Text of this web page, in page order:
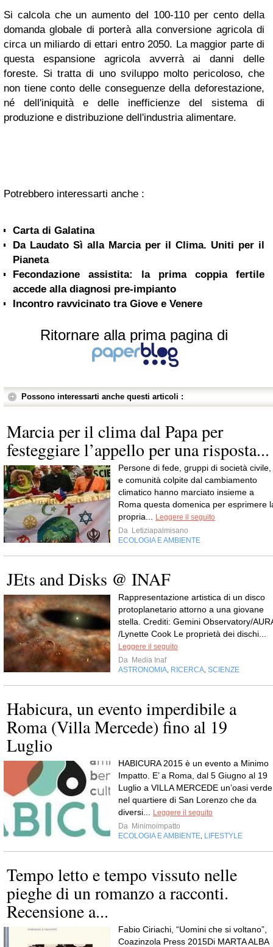
Si calcola che un aumento del 100-110 per cento della
domanda globale di porterà alla conversione agricola di
circa un miliardo di ettari entro 2050. La maggior parte di
questa espansione agricola avverrà ai danni delle
foreste. Si tratta di uno sviluppo molto pericoloso, che
non tiene conto delle conseguenze della deforestazione,
né dell'iniquità e delle inefficienze del sistema di
produzione e distribuzione dell'industria alimentare.
Potrebbero interessarti anche :
Carta di Galatina
Da Laudato Sì alla Marcia per il Clima. Uniti per il
Pianeta
Fecondazione assistita: la prima coppia fertile
accede alla diagnosi pre-impianto
Incontro ravvicinato tra Giove e Venere
Ritornare alla prima pagina di
Possono interessarti anche questi articoli :
Marcia per il clima dal Papa per
festeggiare l’appello per una risposta...
Persone di fede, gruppi di società civile,
e comunità colpite dal cambiamento
climatico hanno marciato insieme a
Roma questa domenica per esprimere
propria...
Leggere il seguito
Da Letiziapalmisano
ECOLOGIA E AMBIENTE
JEts and Disks @ INAF
Rappresentazione artistica di un disco
protoplanetario attorno a una giovane
stella. Crediti: Gemini Observatory/
/Lynette Cook Le proprietà dei dischi...
Leggere il seguito
Da Media Inaf
ASTRONOMIA RICERCA SCIENZE
Habicura, un evento imperdibile a
Roma (Villa Mercede) fino al 19
Luglio
HABICURA 2015 è un evento a Minimo
Impatto. E’ a Roma, dal 5 Giugno al 19
Luglio a VILLA MERCEDE un’oasi verde
nel quartiere di San Lorenzo che da
diversi...
Leggere il seguito
Da Minimoimpatto
ECOLOGIA E AMBIENTE LIFESTYLE
Tempo letto e tempo vissuto nelle
pieghe di un romanzo a racconti.
Recensione a...
Fabio Ciriachi, “Uomini che si voltano”,
Coazinzola Press 2015Di MARTA ALBA